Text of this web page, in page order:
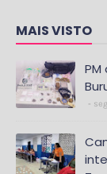
MAIS VISTO